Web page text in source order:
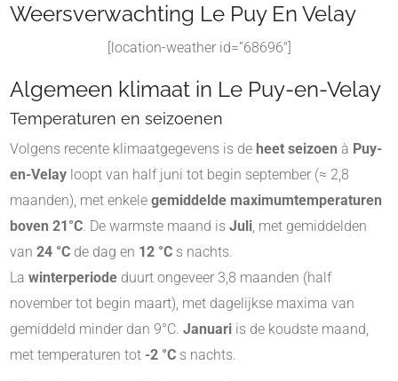
Weersverwachting Le Puy En Velay
[location-weather id=”68696″]
Algemeen klimaat in Le Puy-en-Velay
Temperaturen en seizoenen
Volgens recente klimaatgegevens is de heet seizoen à Puy-
en-Velay loopt van half juni tot begin september (≈ 2,8
maanden), met enkele gemiddelde maximumtemperaturen
boven 21°C. De warmste maand is Juli, met gemiddelden
van 24 °C de dag en 12 °C s nachts.
La winterperiode duurt ongeveer 3,8 maanden (half
november tot begin maart), met dagelijkse maxima van
gemiddeld minder dan 9°C. Januari is de koudste maand,
met temperaturen tot -2 °C s nachts.